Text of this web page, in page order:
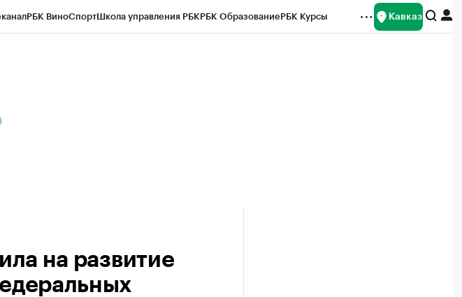
РБК ВиноСпортШкола управления РБКРБК ОбразованиеРБК Курсы Кавказ
на развитие